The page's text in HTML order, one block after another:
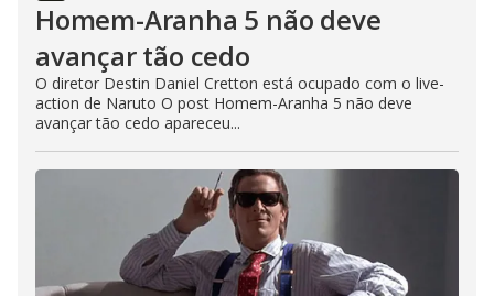
Homem-Aranha 5 não deve
avançar tão cedo
O diretor Destin Daniel Cretton está ocupado com o live-
action de Naruto O post Homem-Aranha 5 não deve
avançar tão cedo apareceu...